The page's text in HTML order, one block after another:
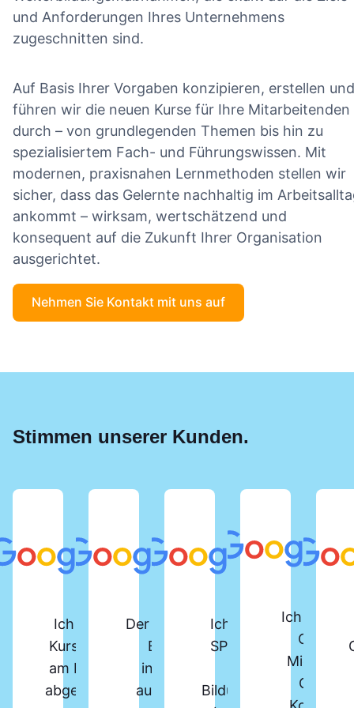
und Anforderungen Ihres Unternehmens
zugeschnitten sind.
Auf Basis Ihrer Vorgaben konzipieren, erstellen und
führen wir die neuen Kurse für Ihre Mitarbeitenden
durch – von grundlegenden Themen bis hin zu
spezialisiertem Fach- und Führungswissen. Mit
modernen, praxisnahen Lernmethoden stellen wir
sicher, dass das Gelernte nachhaltig im
ankommt – wirksam, wertschätzend und
konsequent auf die Zukunft Ihrer Organisation
ausgerichtet.
Nehmen Sie Kontakt mit uns auf
Stimmen unserer Kunden.
Ich habe vor Kurzem den
Kurs „SPS-Programmierer“
am Berger Bildungsinstitut
abgeschlossen. Der Kurs ist
Der SPS-Lehrgang beim
Berger Institut ist
insgesamt sehr gut
aufgebaut und bietet
Ich habe den
SPS-Kurs am
Bildungsinstitut
Ich habe
Online-
Office-